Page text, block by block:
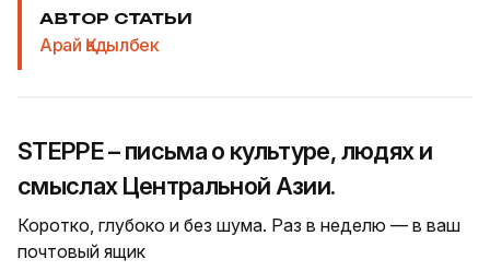
АВТОР СТАТЬИ
Арай Қадылбек
STEPPE – письма о культуре, людях и
смыслах Центральной Азии.
Коротко, глубоко и без шума. Раз в неделю — в ваш
почтовый ящик